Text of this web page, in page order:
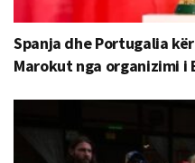
Spanja dhe Portugalia
Marokut nga organizimi i